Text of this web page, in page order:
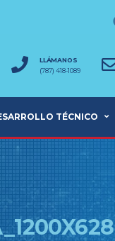
LLÁMANOS
(787) 418-1089
TÉCNICO